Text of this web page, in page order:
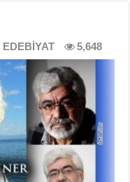
EDEBİYAT 5,648